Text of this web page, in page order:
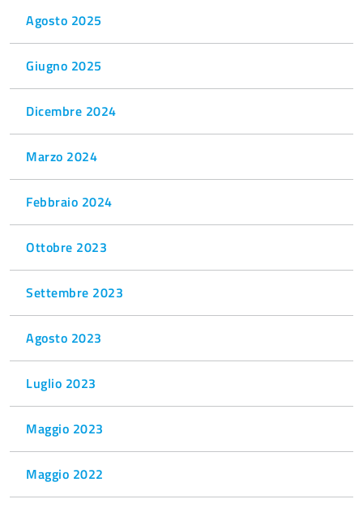
Agosto 2025
Giugno 2025
Dicembre 2024
Marzo 2024
Febbraio 2024
Ottobre 2023
Settembre 2023
Agosto 2023
Luglio 2023
Maggio 2023
Maggio 2022